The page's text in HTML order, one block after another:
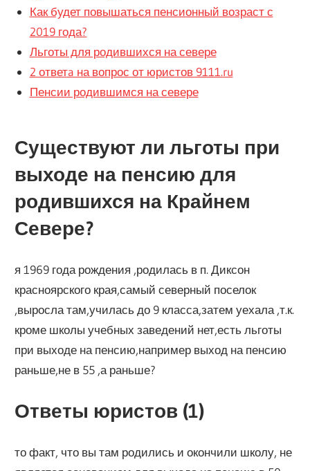
Как будет повышаться пенсионный возраст с
2019 года?
Льготы для родившихся на севере
2 ответa на вопрос от юристов 9111.ru
Пенсии родившимся на севере
Существуют ли льготы при
выходе на пенсию для
родившихся на Крайнем
Севере?
я 1969 года рождения ,родилась в п. Диксон
красноярского края,самый северный поселок
,выросла там,училась до 9 класса,затем уехала ,т.к.
кроме школы учебных заведений нет,есть льготы
при выходе на пенсию,например выход на пенсию
раньше,не в 55 ,а раньше?
Ответы юристов (1)
то факт, что вы там родились и окончили школу, не